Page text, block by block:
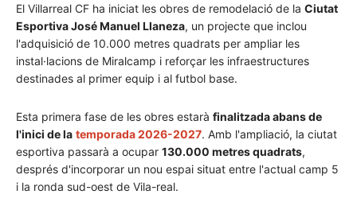
El Villarreal CF ha iniciat les obres de remodelació de la Ciutat
Esportiva José Manuel Llaneza, un projecte que inclou
l'adquisició de 10.000 metres quadrats per ampliar les
instal·lacions de Miralcamp i reforçar les infraestructures
destinades al primer equip i al futbol base.
Esta primera fase de les obres estarà finalitzada abans de
l'inici de la temporada 2026-2027. Amb l'ampliació, la ciutat
esportiva passarà a ocupar 130.000 metres quadrats,
després d'incorporar un nou espai situat entre l'actual camp 5
i la ronda sud-oest de Vila-real.